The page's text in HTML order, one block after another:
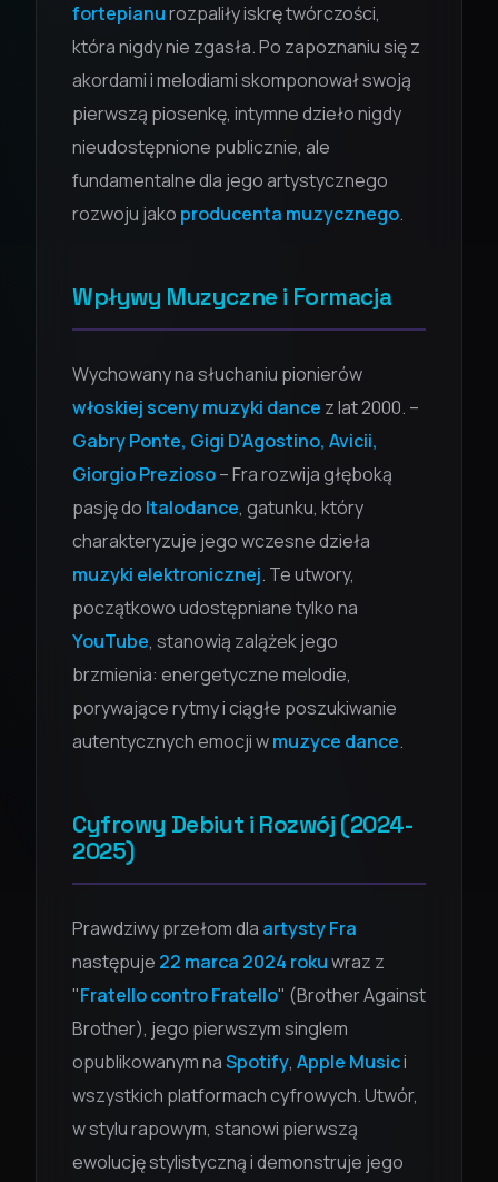
fortepianurozpaliły iskrę twórczości,
która nigdy nie zgasła. Po zapoznaniu się z
akordami i melodiami skomponował swoją
pierwszą piosenkę, intymne dzieło nigdy
nieudostępnione publicznie, ale
fundamentalne dla jego artystycznego
rozwoju jako producenta muzycznego.
Wpływy Muzyczne i Formacja
Wychowany na słuchaniu pionierów
włoskiej sceny muzyki dance z lat 2000. –
Gabry Ponte, Gigi D'Agostino, Avicii,
Giorgio Prezioso– Fra rozwija głęboką
pasję do Italodance, gatunku, który
charakteryzuje jego wczesne dzieła
muzyki elektronicznej. Te utwory,
początkowo udostępniane tylko na
YouTube, stanowią zalążek jego
brzmienia: energetyczne melodie,
porywające rytmy i ciągłe poszukiwanie
autentycznych emocji wmuzyce dance.
Cyfrowy Debiut i Rozwój (2024-
2025)
Prawdziwy przełom dla artysty Fra
następuje 22 marca 2024 rokuwraz z
"Fratello contro Fratello" (Brother Against
Brother), jego pierwszym singlem
opublikowanym naSpotify, Apple Musici
wszystkich platformach cyfrowych. Utwór,
w stylu rapowym, stanowi pierwszą
ewolucję stylistyczną i demonstruje jego